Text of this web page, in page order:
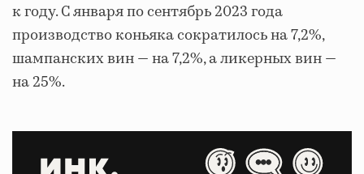
к году. С января по сентябрь 2023 года
производство коньяка сократилось на 7,2%,
шампанских вин — на 7,2%, а ликерных вин —
на 25%.